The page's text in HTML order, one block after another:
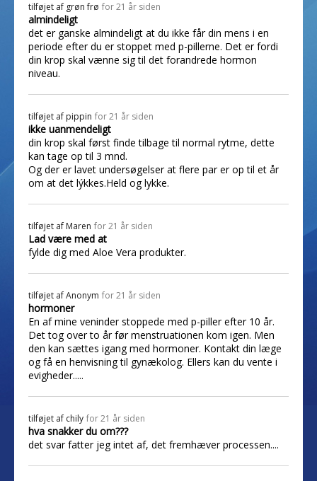
tilføjet af grøn frø for 21 år siden
almindeligt
det er ganske almindeligt at du ikke får din mens i en
periode efter du er stoppet med p-pillerne. Det er fordi
din krop skal vænne sig til det forandrede hormon
niveau.
tilføjet af pippin for 21 år siden
ikke uanmendeligt
din krop skal først finde tilbage til normal rytme, dette
kan tage op til 3 mnd.
Og der er lavet undersøgelser at flere par er op til et år
om at det lýkkes.Held og lykke.
tilføjet af Maren for 21 år siden
Lad være med at
fylde dig med Aloe Vera produkter.
tilføjet afAnonym for 21 år siden
hormoner
En af mine veninder stoppede med p-piller efter 10 år.
Det tog over to år før menstruationen kom igen. Men
den kan sættes igang med hormoner. Kontakt din læge
og få en henvisning til gynækolog. Ellers kan du vente i
evigheder.....
tilføjet af chily for 21 år siden
hva snakker du om???
det svar fatter jeg intet af, det fremhæver processen....